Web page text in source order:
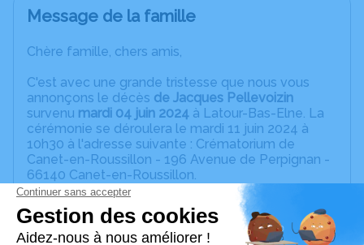
Message de la famille
Chère famille, chers amis,
C'est avec une grande tristesse que nous vous
annonçons le décès de Jacques Pellevoizin
survenu mardi 04 juin 2024 à Latour-Bas-Elne. La
cérémonie se déroulera le mardi 11 juin 2024 à
10h30 à l'adresse suivante : Crématorium de
Canet-en-Roussillon - 196 Avenue de Perpignan -
66140 Canet-en-Roussillon.
Selon son souhait, la cérémonie d'incinération aura
lieu dans la plus stricte intimité avec les proches
parents, mais nous invitons tous les amis à un
recueillement collectif au même moment.